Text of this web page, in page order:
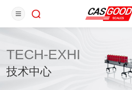
TECH-EXHI
技术中心